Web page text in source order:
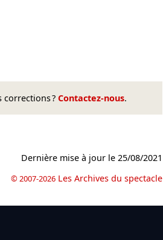
? Contactez-nous.
Dernière mise à jour le25/08/2021
© 2007-2026 Les Archives du spectacle